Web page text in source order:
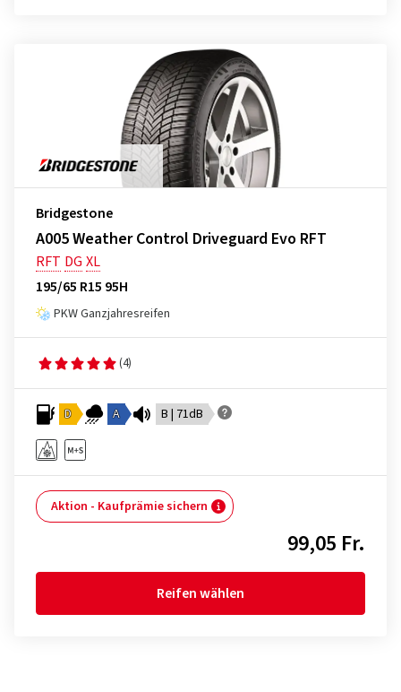
Bridgestone
A005 Weather Control Driveguard Evo RFT
RFT DG XL
195/65 R15 95H
PKW Ganzjahresreifen
(4)
D A B | 71dB
Aktion - Kaufprämie sichern
99,05 Fr.
Reifen wählen